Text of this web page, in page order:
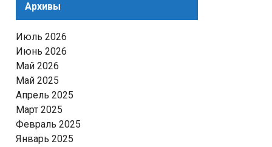
Архивы
Июль 2026
Июнь 2026
Май 2026
Май 2025
Апрель 2025
Март 2025
Февраль 2025
Январь 2025